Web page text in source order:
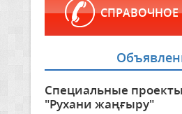
Специальные
"Рухани жаңғыру"